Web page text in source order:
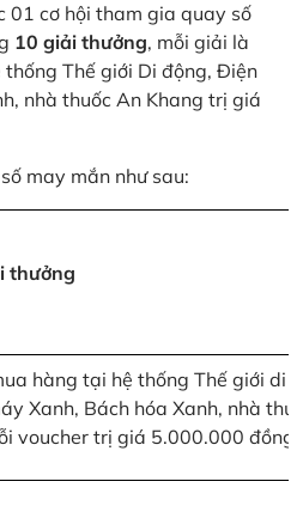
01 cơ hội tham gia quay số
10 giải thưởng, mỗi giải là
Thế giới Di động, Điện
nhà thuốc An Khang trị giá
may mắn như sau:
thưởng
hàng tại hệ thống Thế giới di
Xanh, Bách hóa Xanh, nhà
voucher trị giá 5.000.000 đồng